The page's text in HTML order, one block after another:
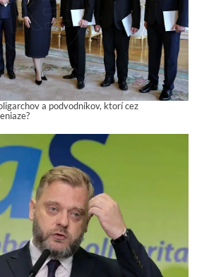
a podvodníkov, ktorí cez